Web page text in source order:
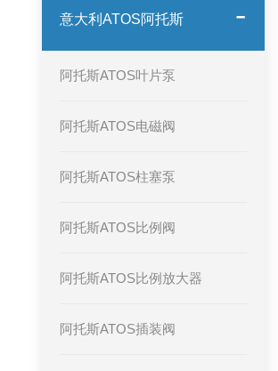
意大利ATOS阿托斯
阿托斯ATOS叶片泵
阿托斯ATOS电磁阀
阿托斯ATOS柱塞泵
阿托斯ATOS比例阀
阿托斯ATOS比例放大器
阿托斯ATOS插装阀